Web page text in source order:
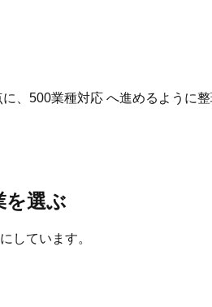
、500業種対応 へ進めるように
を選ぶ
しています。